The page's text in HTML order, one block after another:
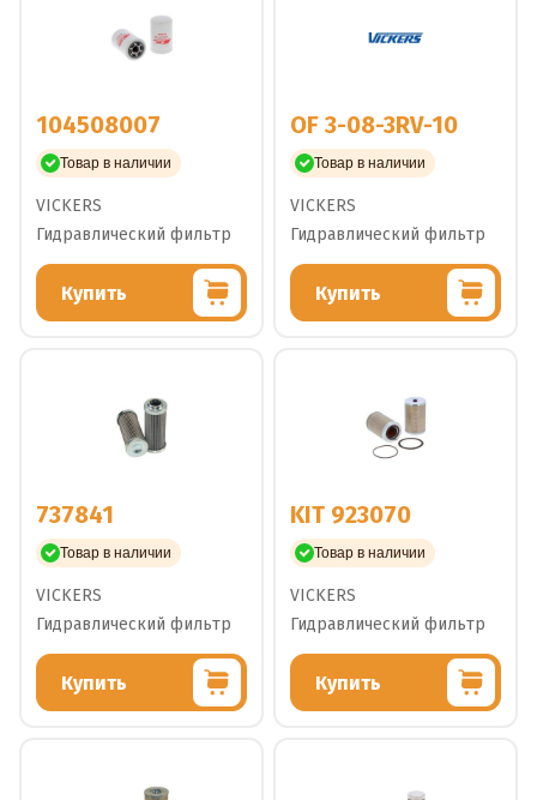
104508007
Товар в наличии
VICKERS
Гидравлический фильтр
Купить
OF 3-08-3RV-10
Товар в наличии
VICKERS
Гидравлический фильтр
Купить
737841
Товар в наличии
VICKERS
Гидравлический фильтр
Купить
KIT 923070
Товар в наличии
VICKERS
Гидравлический фильтр
Купить